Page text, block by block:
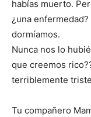
habías muerto.
¿una
dormíamos.
Nunca nos lo
que creemos
terriblemente
Tu compañero